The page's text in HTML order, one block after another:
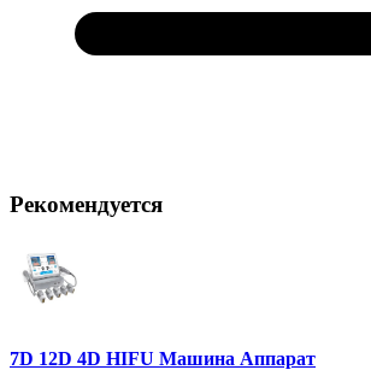
Рекомендуется
7D 12D 4D HIFU Машина Аппарат